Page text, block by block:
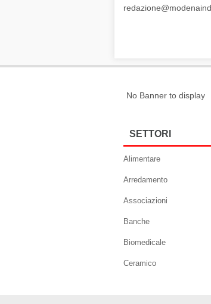
No Banner to display
SETTORI
Alimentare
Arredamento
Associazioni
Banche
Biomedicale
Ceramico